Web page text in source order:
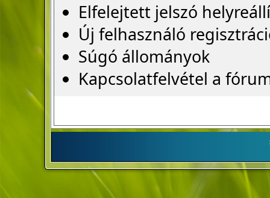
Elfelejtett jelszó
Új felhasználó
Súgó állományok
Kapcsolatfelvétel a